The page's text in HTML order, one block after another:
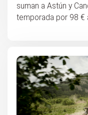
suman a Astún y
temporada por 98 €